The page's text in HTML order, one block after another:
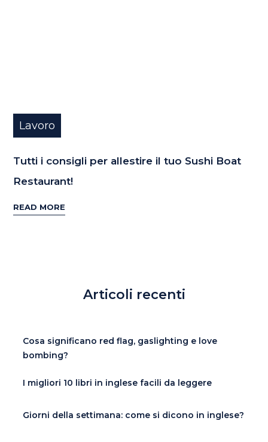
Lavoro
Tutti i consigli per allestire il tuo Sushi Boat
Restaurant!
READ MORE
Articoli recenti
Cosa significano red flag, gaslighting e love
bombing?
I migliori 10 libri in inglese facili da leggere
Giorni della settimana: come si dicono in inglese?